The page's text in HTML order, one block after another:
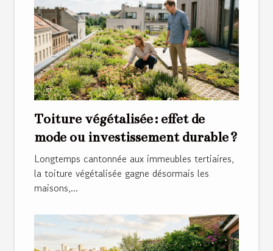
Toiture végétalisée : effet de
mode ou investissement durable ?
Longtemps cantonnée aux immeubles tertiaires,
la toiture végétalisée gagne désormais les
maisons,...